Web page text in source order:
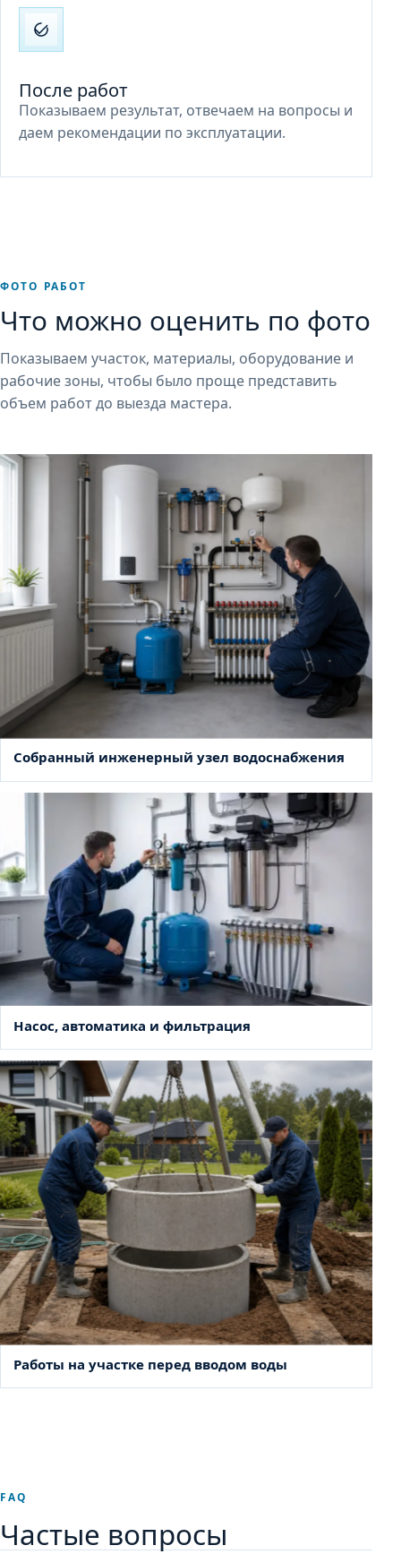
После работ
Показываем результат, отвечаем на вопросы и
даем рекомендации по эксплуатации.
ФОТО РАБОТ
Что можно оценить по фото
Показываем участок, материалы, оборудование и
рабочие зоны, чтобы было проще представить
объем работ до выезда мастера.
Собранный инженерный узел водоснабжения
Насос, автоматика и фильтрация
Работы на участке перед вводом воды
FAQ
Частые вопросы